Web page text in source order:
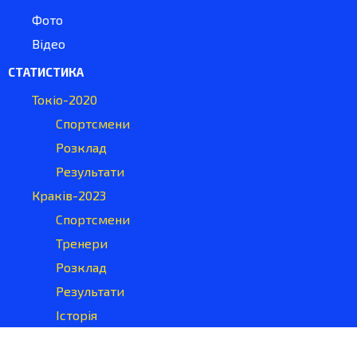
Фото
Відео
СТАТИСТИКА
Токіо-2020
Спортсмени
Розклад
Результати
Краків-2023
Спортсмени
Тренери
Розклад
Результати
Історія